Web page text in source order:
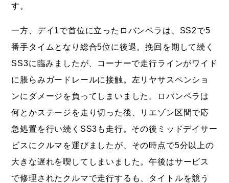
す。
一方、デイ1で首位に立ったロバンペラは、SS2で5
番手タイムとなり総合5位に後退。挽回を期して続く
SS3に臨みましたが、コーナーで走行ラインがワイド
に脹らみガードレールに接触。左リヤサスペンショ
ンにダメージを負ってしまいました。ロバンペラは
何とかステージを走り切った後、リエゾン区間で応
急処置を行い続くSS3も走行。その後ミッドデイサー
ビスにクルマを運びましたが、その時点で5分以上の
大きな遅れを喫してしまいました。午後はサービス
で修理されたクルマで走行するも、タイトルを競う